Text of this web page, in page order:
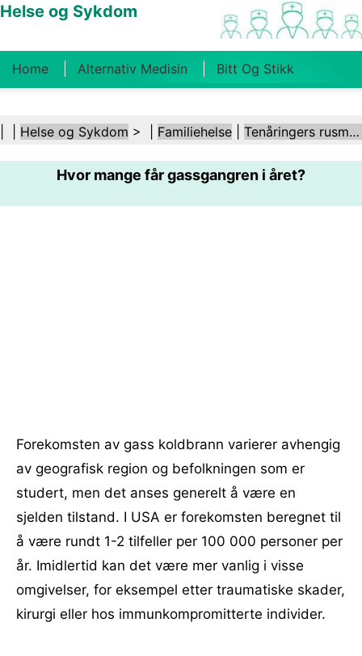
Helse og Sykdom
Home Alternativ Medisin Bitt Og Stikk
Kosthold Og Ernæring Familiehelse
Helsebransjen Psykisk Helse Folkehelse Og
Sikkerhet Kirurgi Og Prosedyrer Helse
Helse og Sykdom > | Familiehelse Tenåringers rusmisbruk
Hvor mange får gassgangren i året?
Forekomsten av gass koldbrann varierer avhengig
av geografisk region og befolkningen som er
studert, men det anses generelt å være en
sjelden tilstand. I USA er forekomsten beregnet til
å være rundt 1-2 tilfeller per 100 000 personer per
år. Imidlertid kan det være mer vanlig i visse
omgivelser, for eksempel etter traumatiske skader,
kirurgi eller hos immunkompromitterte individer.